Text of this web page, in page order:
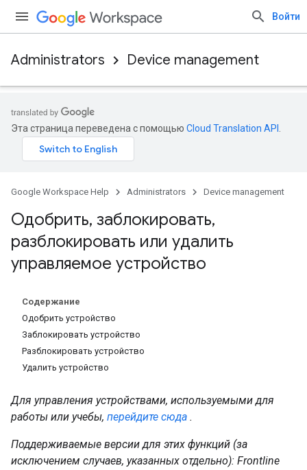
Войти
Administrators Device management
Эта страница переведена с помощью Cloud Translation API
Google Workspace Help Administrators Device management
Одобрить, заблокировать,
разблокировать или удалить
управляемое устройство
Содержание
Одобрить устройство
Заблокировать устройство
Разблокировать устройство
Удалить устройство
Для управления устройствами, используемыми для
работы или учебы, перейдите сюда .
Поддерживаемые версии для этих функций (за
исключением случаев, указанных отдельно): Frontline